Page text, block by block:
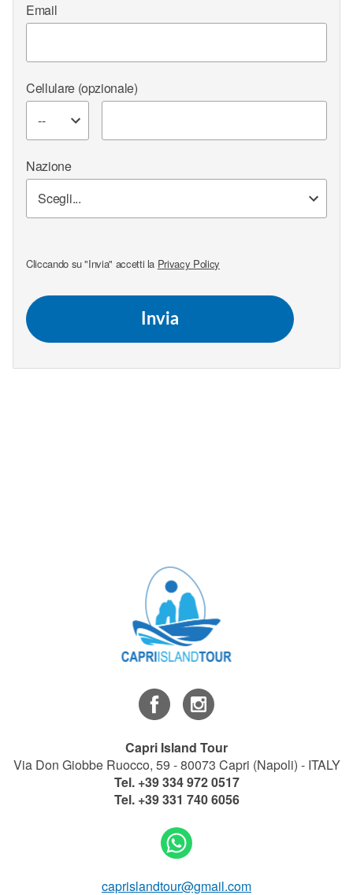
Email
Cellulare (opzionale)
Nazione
Cliccando su "Invia" accetti la Privacy Policy
Invia
Capri Island Tour
Via Don Giobbe Ruocco, 59 - 80073 Capri (Napoli) - ITALY
Tel. +39 334 972 0517
Tel. +39 331 740 6056
caprislandtour@gmail.com